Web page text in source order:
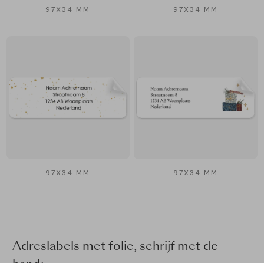
97X34 MM 97X34 MM
97X34 MM 97X34 MM
Adreslabels met folie, schrijf met de